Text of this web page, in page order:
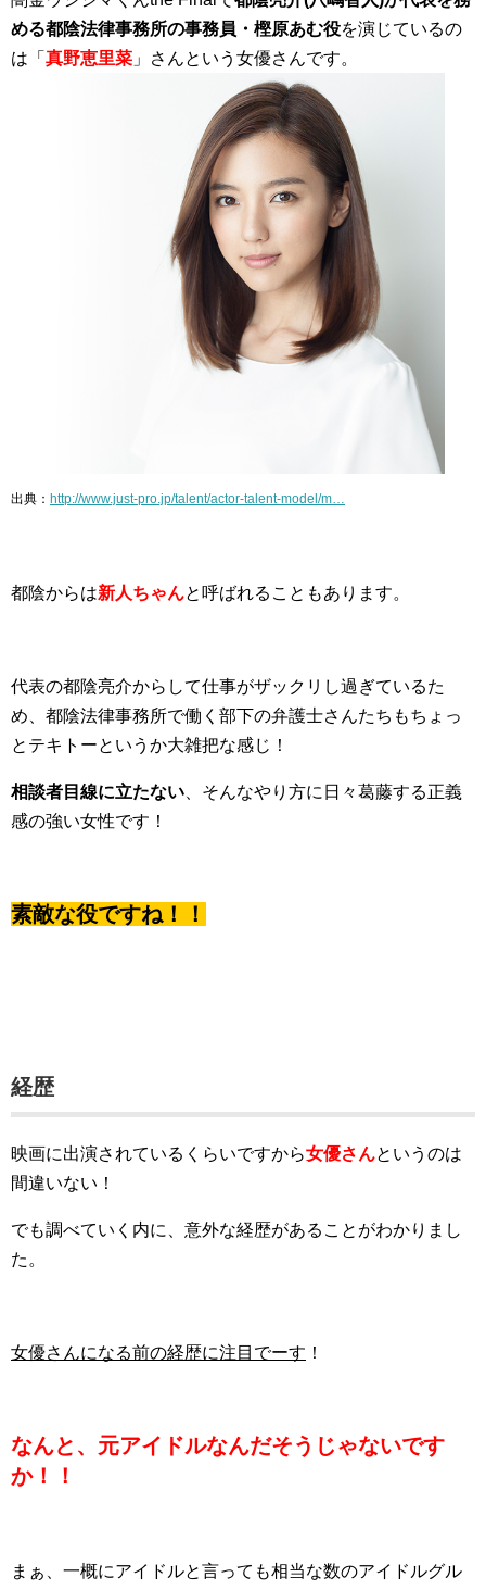
める都陰法律事務所の事務員・樫原あむ役を演じているの
は「 真野恵里菜 」さんという女優さんです。
出典： http://www.just-pro.jp/talent/actor-talent-model/m…
都陰からは新人ちゃんと呼ばれることもあります。
代表の都陰亮介からして仕事がザックリし過ぎているた
め、都陰法律事務所で働く部下の弁護士さんたちもちょっ
とテキトーというか大雑把な感じ！
相談者目線に立たない 、そんなやり方に日々葛藤する正義
感の強い女性です！
素敵な役ですね！！
経歴
映画に出演されているくらいですから女優さんというのは
間違いない！
でも調べていく内に、意外な経歴があることがわかりまし
た。
女優さんになる前の経歴に注目でーす ！
なんと、元アイドルなんだそうじゃないです
か！！
まぁ、一概にアイドルと言っても相当な数のアイドルグル